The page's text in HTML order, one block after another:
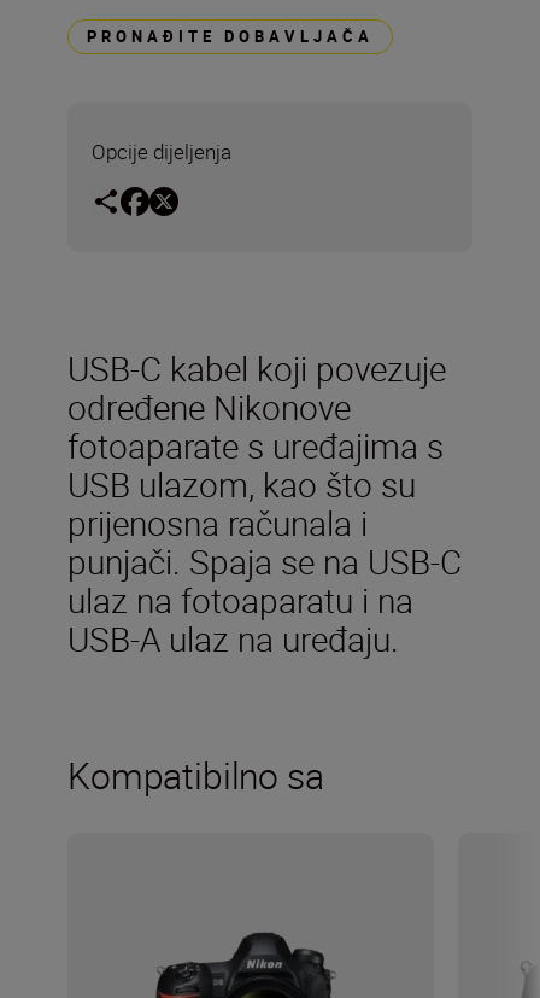
PRONAĐITE DOBAVLJAČA
Opcije dijeljenja
USB-C kabel koji povezuje
određene Nikonove
fotoaparate s uređajima s
USB ulazom, kao što su
prijenosna računala i
punjači. Spaja se na USB-C
ulaz na fotoaparatu i na
USB-A ulaz na uređaju.
Kompatibilno sa